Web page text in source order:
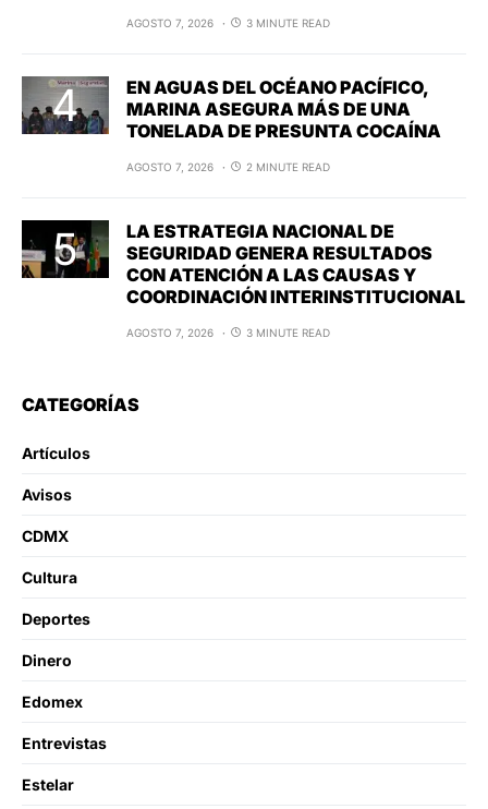
AGOSTO 7, 2026 3 MINUTE READ
EN AGUAS DEL OCÉANO PACÍFICO,
MARINA ASEGURA MÁS DE UNA
TONELADA DE PRESUNTA COCAÍNA
AGOSTO 7, 2026 2 MINUTE READ
LA ESTRATEGIA NACIONAL DE
SEGURIDAD GENERA RESULTADOS
CON ATENCIÓN A LAS CAUSAS Y
COORDINACIÓN INTERINSTITUCIONAL
AGOSTO 7, 2026 3 MINUTE READ
CATEGORÍAS
Artículos
Avisos
CDMX
Cultura
Deportes
Dinero
Edomex
Entrevistas
Estelar